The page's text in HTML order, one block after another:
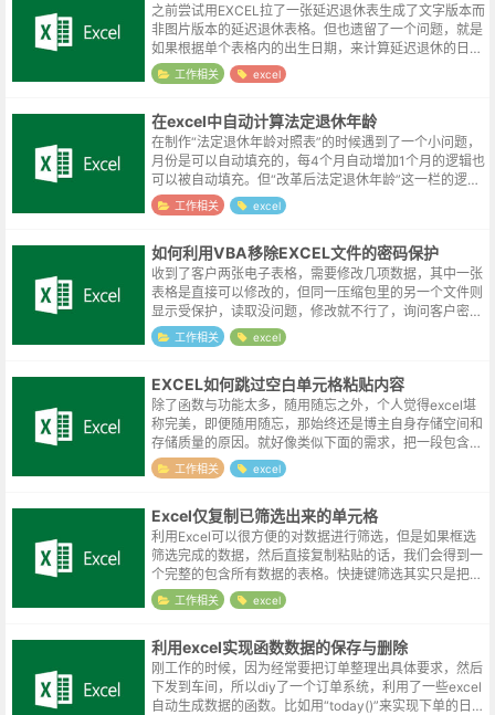
之前尝试用EXCEL拉了一张延迟退休表生成了文字版本而
非图片版本的延迟退休表格。但也遗留了一个问题，就是
如果根据单个表格内的出生日期，来计算延迟退休的日
期。其实当时也做过类似的尝试了，这里尝试补完一下。
日期函数在EXCEL中，类似20...
工作相关 excel
在excel中自动计算法定退休年龄
在制作“法定退休年龄对照表”的时候遇到了一个小问题，
月份是可以自动填充的，每4个月自动增加1个月的逻辑也
可以被自动填充。但“改革后法定退休年龄”这一栏的逻辑
就稍微复杂了一点，依赖自动填充就不可取了。改革后法
定退休年龄“改革后法定退休年...
工作相关 excel
如何利用VBA移除EXCEL文件的密码保护
收到了客户两张电子表格，需要修改几项数据，其中一张
表格是直接可以修改的，但同一压缩包里的另一个文件则
显示受保护，读取没问题，修改就不行了，询问客户密码
也是一问三不知。无奈在51CTO找了这么一个暴力测试
的方案，程序会在成功后弹窗提示该...
工作相关 excel
EXCEL如何跳过空白单元格粘贴内容
除了函数与功能太多，随用随忘之外，个人觉得excel堪
称完美，即便随用随忘，那始终还是博主自身存储空间和
存储质量的原因。就好像类似下面的需求，把一段包含空
格的内容隔行穿插到左边的单元格内。明明是曾经操作过
的，但如何解决的却一下又想不起...
工作相关 excel
Excel仅复制已筛选出来的单元格
利用Excel可以很方便的对数据进行筛选，但是如果框选
筛选完成的数据，然后直接复制粘贴的话，我们会得到一
个完整的包含所有数据的表格。快捷键筛选其实只是把不
符合条件的单元格暂时的隐藏了起来，如果仔细观察一下
屏幕左侧的行号，可以发现此时行...
工作相关 excel
利用excel实现函数数据的保存与删除
刚工作的时候，因为经常要把订单整理出具体要求，然后
下发到车间，所以diy了一个订单系统，利用了一些excel
自动生成数据的函数。比如用“today()”来实现下单的日